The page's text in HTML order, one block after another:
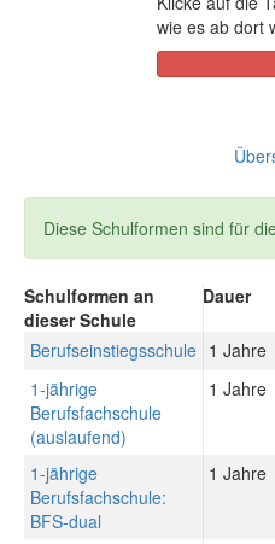
wie es ab dort
Diese Schulformen sind für
Schulformen an
dieser Schule
Dauer
Berufseinstiegsschule 1 Jahre
1-jährige
Berufsfachschule
(auslaufend)
1 Jahre
1-jährige
Berufsfachschule:
BFS-dual
1 Jahre